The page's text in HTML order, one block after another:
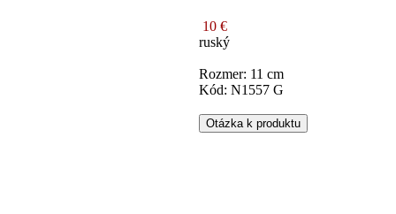
10 €
ruský
Rozmer: 11 cm
Kód: N1557 G
Otázka k produktu